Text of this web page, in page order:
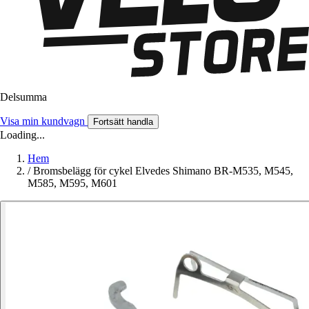
Delsumma
Visa min kundvagn Fortsätt handla
Loading...
Hem
/ Bromsbelägg för cykel Elvedes Shimano BR-M535, M545,
M585, M595, M601